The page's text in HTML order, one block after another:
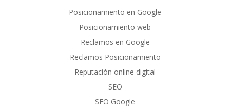
Posicionamiento en Google
Posicionamiento web
Reclamos en Google
Reclamos Posicionamiento
Reputación online digital
SEO
SEO Google